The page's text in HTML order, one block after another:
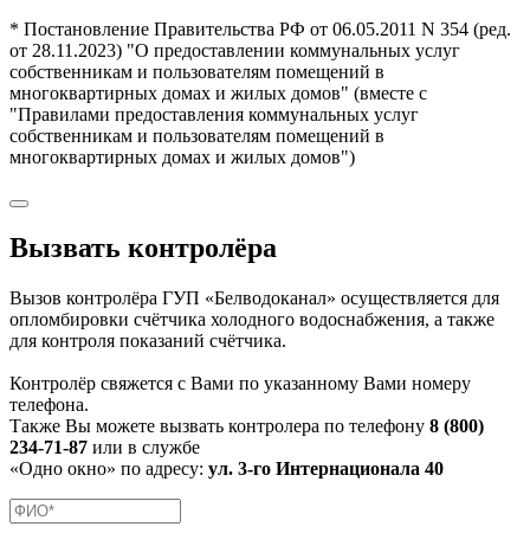
* Постановление Правительства РФ от 06.05.2011 N 354 (ред.
от 28.11.2023) "О предоставлении коммунальных услуг
собственникам и пользователям помещений в
многоквартирных домах и жилых домов" (вместе с
"Правилами предоставления коммунальных услуг
собственникам и пользователям помещений в
многоквартирных домах и жилых домов")
Вызвать контролёра
Вызов контролёра ГУП «Белводоканал» осуществляется для
опломбировки счётчика холодного водоснабжения, а также
для контроля показаний счётчика.
Контролёр свяжется с Вами по указанному Вами номеру
телефона.
Также Вы можете вызвать контролера по телефону 8 (800)
234-71-87 или в службе
«Одно окно» по адресу: ул. 3-го Интернационала 40